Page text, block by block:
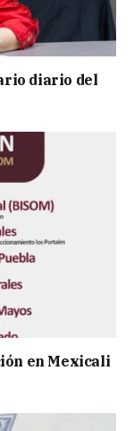
diario del
en Mexicali